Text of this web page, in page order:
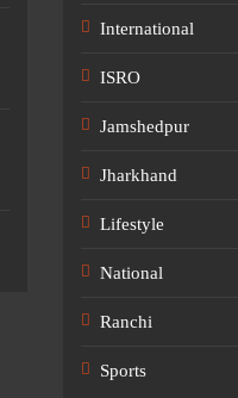
International
ISRO
Jamshedpur
Jharkhand
Lifestyle
National
Ranchi
Sports